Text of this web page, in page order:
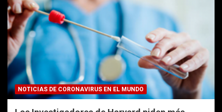
NOTICIAS DE CORONAVIRUS EN EL MUNDO